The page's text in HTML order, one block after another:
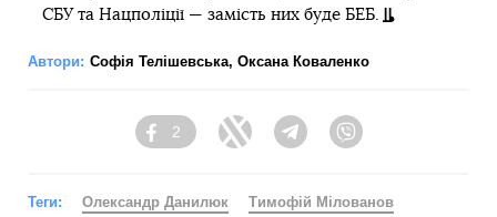
СБУ та Нацполіції — замість них буде БЕБ.
Автори: Софія Телішевська, Оксана Коваленко
Facebook
2
Twitter TelegramViber
Теги: Олександр Данилюк Тимофій Мілованов